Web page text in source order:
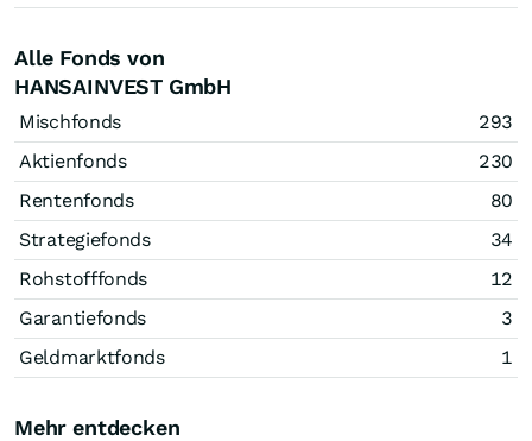
Alle Fonds von
HANSAINVEST GmbH
Mischfonds
293
Aktienfonds
230
Rentenfonds
80
Strategiefonds
34
Rohstofffonds
12
Garantiefonds
3
Geldmarktfonds
1
Mehr entdecken